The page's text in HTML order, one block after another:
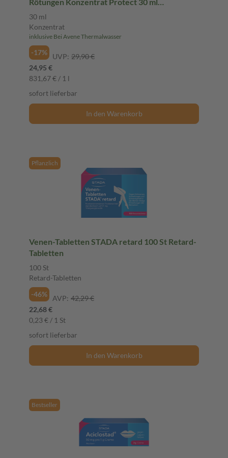
Konzentrat
30 ml
Konzentrat
inklusive Bei Avene Thermalwasser
-17% UVP: 29,90 €
24,95 €
831,67 € / 1 l
sofort lieferbar
In den Warenkorb
Pflanzlich
Venen-Tabletten STADA retard 100 St Retard-
Tabletten
100 St
Retard-Tabletten
-46%
AVP: 42,29 €
22,68 €
0,23 € / 1 St
sofort lieferbar
In den Warenkorb
Bestseller